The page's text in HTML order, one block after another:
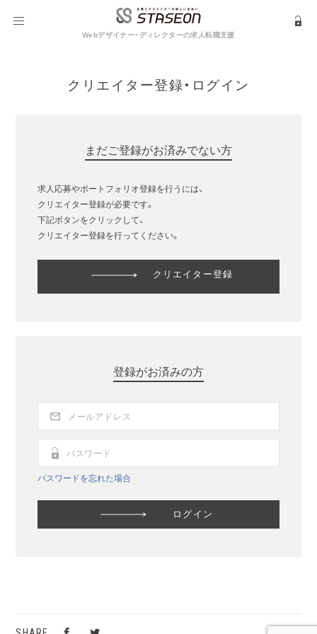
Webデザイナー・ディレクターの求人転職支援
クリエイター登録・ログイン
まだご登録がお済みでない方
求人応募やポートフォリオ登録を行うには、
クリエイター登録が必要です。
下記ボタンをクリックして、
クリエイター登録を行ってください。
クリエイター登録
登録がお済みの方
パスワードを忘れた場合